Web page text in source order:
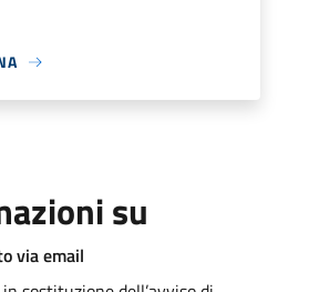
su
via email